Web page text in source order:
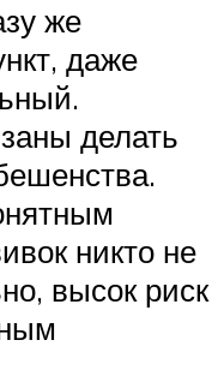
же
даже
делать
никто не
высок риск